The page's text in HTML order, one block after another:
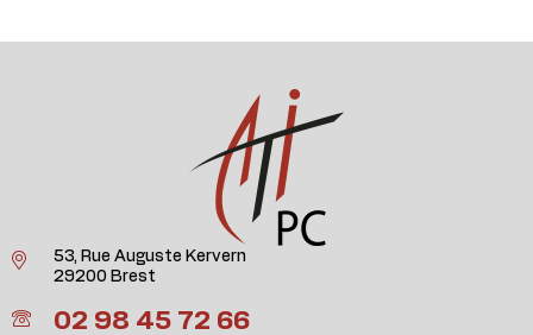
53, Rue Auguste Kervern
29200 Brest
02 98 45 72 66